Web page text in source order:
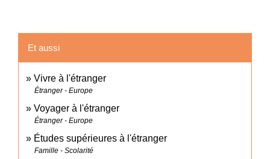
Et aussi
Vivre à l'étranger
Étranger - Europe
Voyager à l'étranger
Étranger - Europe
Études supérieures à l'étranger
Famille - Scolarité